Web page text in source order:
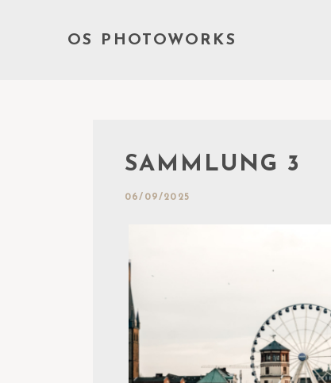
OS PHOTOWORKS
SAMMLUNG 3
06/09/2025